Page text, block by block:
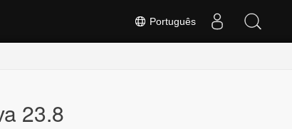
Português
23.8